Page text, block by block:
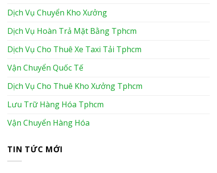
Dịch Vụ Chuyển Kho Xưởng
Dịch Vụ Hoàn Trả Mặt Bằng Tphcm
Dịch Vụ Cho Thuê Xe Taxi Tải Tphcm
Vận Chuyển Quốc Tế
Dịch Vụ Cho Thuê Kho Xưởng Tphcm
Lưu Trữ Hàng Hóa Tphcm
Vận Chuyển Hàng Hóa
TIN TỨC MỚI